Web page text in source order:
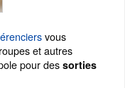
vous
et autres
pour des sorties